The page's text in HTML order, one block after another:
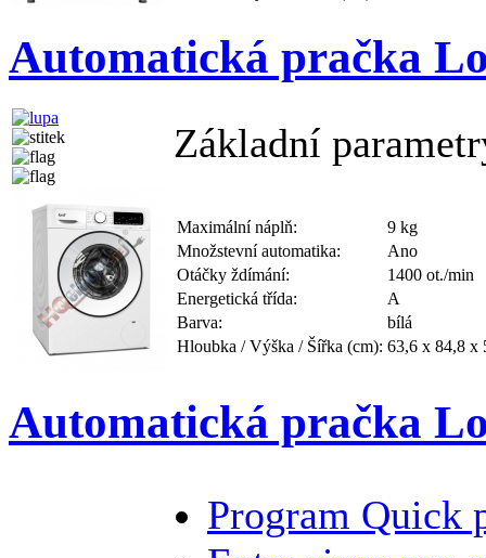
Automatická pračka
Základní
Maximální náplň:
9 kg
Množstevní automatika:
Ano
Otáčky ždímání:
1400 ot./min
Energetická třída:
A
Barva:
bílá
Hloubka / Výška / Šířka (cm): 63,6 x 84,8 x
Automatická pračka
Program Quick